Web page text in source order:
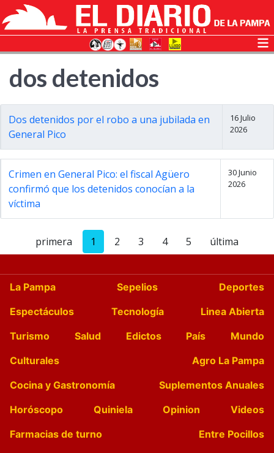
dos detenidos
Dos detenidos por el robo a una jubilada en
General Pico
16 Julio
2026
Crimen en General Pico: el fiscal Agüero
confirmó que los detenidos conocían a la
víctima
30 Junio
2026
primera 1 2 3 4 5 última
La Pampa Sepelios
Deportes
Espectáculos
Tecnología
Linea Abierta
Turismo
Salud Edictos País
Mundo
Culturales
Agro La Pampa
Cocina y Gastronomía
Suplementos Anuales
Horóscopo
Quiniela Opinion
Videos
Farmacias de turno
Entre Pocillos